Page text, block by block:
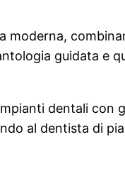
moderna,
guidata e
dentali con
al dentista di